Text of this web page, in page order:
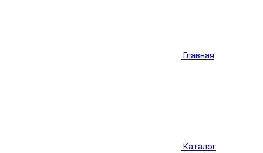
Главная
Каталог